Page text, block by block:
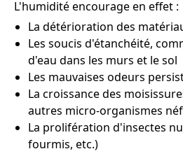
L'humidité encourage en effet :
La détérioration des
Les soucis d'étanchéité,
d'eau dans les murs et le sol
Les mauvaises odeurs
La croissance des
autres micro-organismes
La prolifération d'insectes
fourmis, etc.)